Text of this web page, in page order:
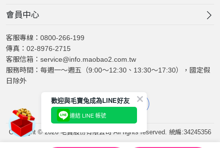
客服專線：0800-266-199
傳真：02-8976-2715
客服信箱：service@info.maobao2.com.tw
服務時間：每週一～週五（9:00～12:30、13:30～17:30），國定假
日除外
會員中心
Copyright © 2026 毛寶股份有限公司 All rights reserved. 統編:34245356
歡迎與毛寶兔成為LINE好友
連結 LINE 帳號